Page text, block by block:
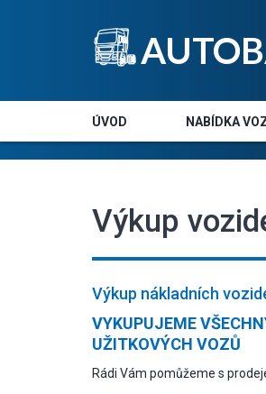
ÚVOD NABÍDKA
Výkup
Výkup nákladních
VYKUPUJEME
UŽITKOVÝCH VOZŮ
Rádi Vám pomůžeme s